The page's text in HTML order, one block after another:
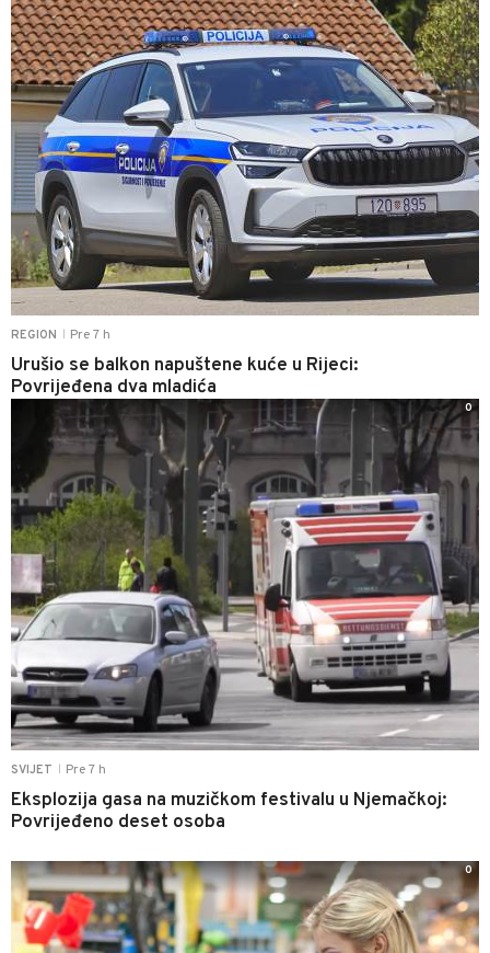
REGION Pre 7 h
Urušio se balkon napuštene kuće u Rijeci:
Povrijeđena dva mladića
SVIJET Pre 7 h
Eksplozija gasa na muzičkom festivalu u Njemačkoj:
Povrijeđeno deset osoba
0
0